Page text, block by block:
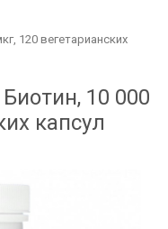
120 вегетарианских
10 000
капсул